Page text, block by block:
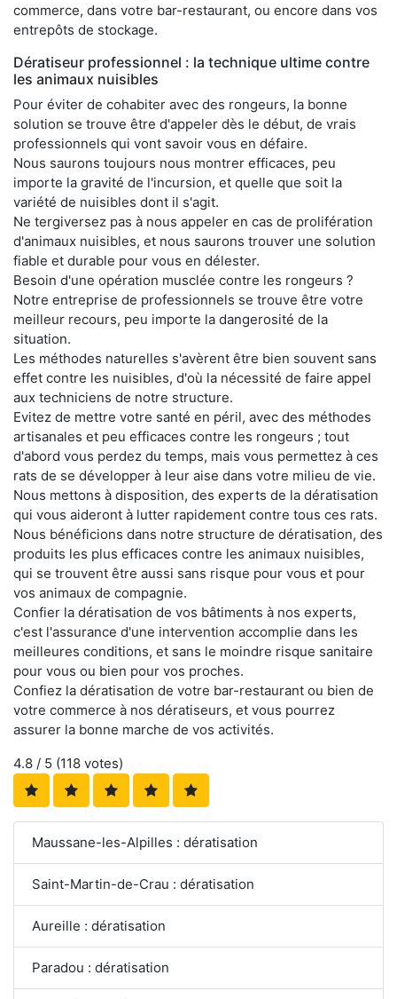
commerce, dans votre bar-restaurant, ou encore dans vos
entrepôts de stockage.
Dératiseur professionnel : la technique ultime contre
les animaux nuisibles
Pour éviter de cohabiter avec des rongeurs, la bonne
solution se trouve être d'appeler dès le début, de vrais
professionnels qui vont savoir vous en défaire.
Nous saurons toujours nous montrer efficaces, peu
importe la gravité de l'incursion, et quelle que soit la
variété de nuisibles dont il s'agit.
Ne tergiversez pas à nous appeler en cas de prolifération
d'animaux nuisibles, et nous saurons trouver une solution
fiable et durable pour vous en délester.
Besoin d'une opération musclée contre les rongeurs ?
Notre entreprise de professionnels se trouve être votre
meilleur recours, peu importe la dangerosité de la
situation.
Les méthodes naturelles s'avèrent être bien souvent sans
effet contre les nuisibles, d'où la nécessité de faire appel
aux techniciens de notre structure.
Evitez de mettre votre santé en péril, avec des méthodes
artisanales et peu efficaces contre les rongeurs ; tout
d'abord vous perdez du temps, mais vous permettez à ces
rats de se développer à leur aise dans votre milieu de vie.
Nous mettons à disposition, des experts de la dératisation
qui vous aideront à lutter rapidement contre tous ces rats.
Nous bénéficions dans notre structure de dératisation, des
produits les plus efficaces contre les animaux nuisibles,
qui se trouvent être aussi sans risque pour vous et pour
vos animaux de compagnie.
Confier la dératisation de vos bâtiments à nos experts,
c'est l'assurance d'une intervention accomplie dans les
meilleures conditions, et sans le moindre risque sanitaire
pour vous ou bien pour vos proches.
Confiez la dératisation de votre bar-restaurant ou bien de
votre commerce à nos dératiseurs, et vous pourrez
assurer la bonne marche de vos activités.
4.8 / 5 (118 votes)
Maussane-les-Alpilles : dératisation
Saint-Martin-de-Crau : dératisation
Aureille : dératisation
Paradou : dératisation